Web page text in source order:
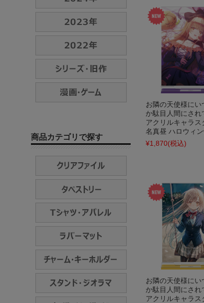
お隣の天使様にい
か駄目人間にされ
アクリルキャラス
名真昼 ハロウィン
¥1,870(税込)
お隣の天使様にい
か駄目人間にされ
アクリルキャラス
商品カテゴリで探す